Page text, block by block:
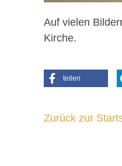
Auf vielen
Kirche.
teilen
Zurück zur